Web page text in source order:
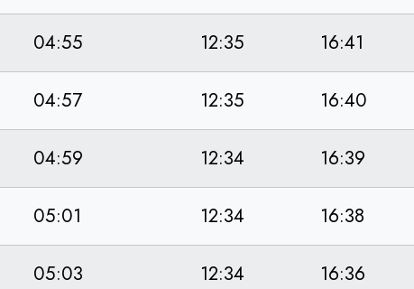
04:55 12:35 16:41
04:57 12:35 16:40
04:59 12:34 16:39
05:01 12:34 16:38
05:03 12:34 16:36